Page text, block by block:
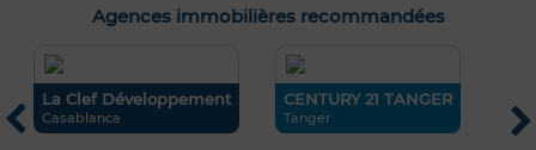
Agences immobilières recommandées
La Clef Développement
Casablanca
CENTURY 21 TANGER
Tanger